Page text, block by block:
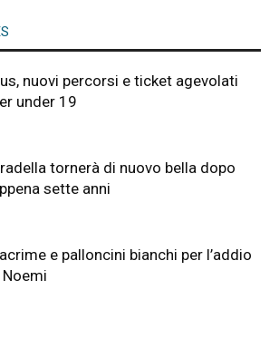
nuovi percorsi e ticket agevolati
under 19
tornerà di nuovo bella dopo
sette anni
e palloncini bianchi per l’addio
Noemi